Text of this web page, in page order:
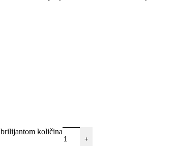
količina
+